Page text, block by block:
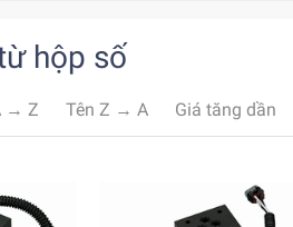
hộp số
→ Z Tên Z → A Giá tăng dần